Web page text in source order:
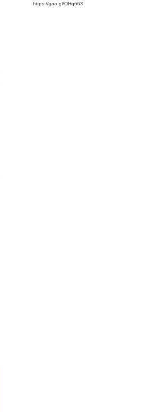
https://goo.gl/OHq663